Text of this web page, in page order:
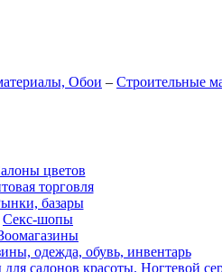
Обои – Строительные
цветов
торговля
базары
Секс-шопы
одежда, обувь, инвентарь
салонов красоты. Ногтевой